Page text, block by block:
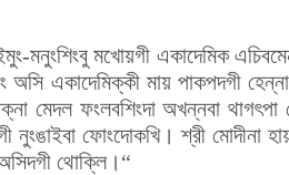
মনুংশিংবু মখোয়গী একাদেমিক
অসি একাদেমিক্কী মায় পাকপদগী
মেদল ফংলবশিংদা অখন্নবা
নুংঙাইবা ফোংদোকখি। শ্রী মোদীনা
থোক্লি।“